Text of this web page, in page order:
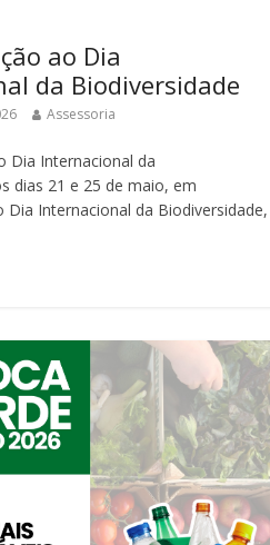
ao Dia
da Biodiversidade
Assessoria
Dia Internacional da
dias 21 e 25 de maio, em
Internacional da Biodiversidade,